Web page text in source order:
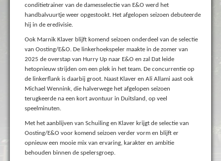
conditietrainer van de damesselectie van E&O werd het
handbalvuurtje weer opgestookt. Het afgelopen seizoen debuteerde
hij in de eredivisie.
Ook Marnik Klaver blijft komend seizoen onderdeel van de selectie
van Oosting/E&O. De linkerhoekspeler maakte in de zomer van
2025 de overstap van Hurry Up naar E&O en zal Dat leide
hetopnieuw strijden om een plek in het team. De concurrentie op
de linkerflank is daarbij groot. Naast Klaver en Ali Allami aast ook
Michael Wennink, die halverwege het afgelopen seizoen
terugkeerde na een kort avontuur in Duitsland, op veel
speelminuten.
Met het aanblijven van Schuiling en Klaver krijgt de selectie van
Oosting/E&O voor komend seizoen verder vorm en blijft er
opnieuw een mooie mix van ervaring, karakter en ambitie
behouden binnen de spelersgroep.